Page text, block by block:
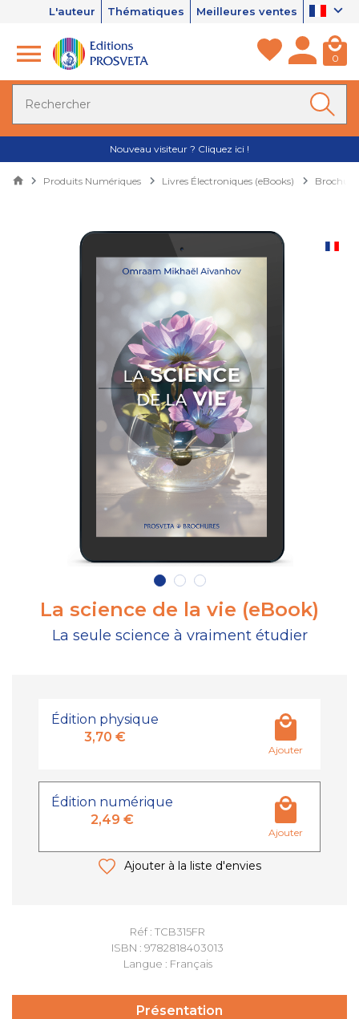
L'auteur Thématiques Meilleures ventes
0
Nouveau visiteur ? Cliquez ici !
Produits Numériques Livres Électroniques (eBooks)
La science de la vie (eBook)
La seule science à vraiment étudier
Réf : TCB315FR
ISBN : 9782818403013
Langue : Français
Édition physique
3,70 €
Ajouter
Édition numérique
2,49 €
Ajouter
Ajouter à la liste d'envies
Présentation